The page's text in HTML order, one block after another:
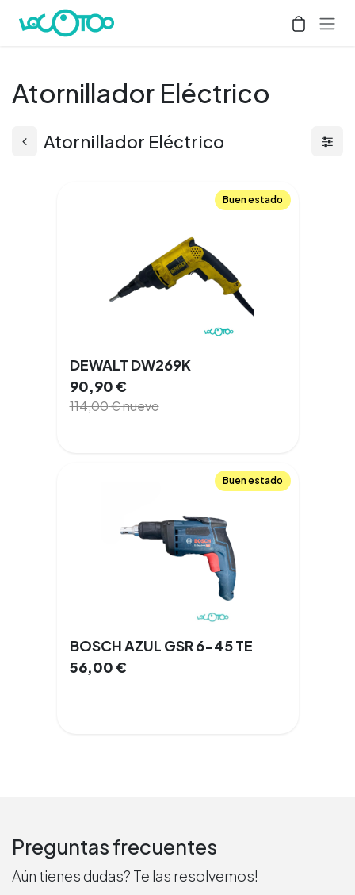
Ir al contenido
Atornillador Eléctrico
Atornillador Eléctrico
Buen estado
DEWALT DW269K
90,90€
114,00€nuevo
Buen estado
BOSCH AZUL GSR 6-45 TE
56,00€
Preguntas frecuentes
Aún tienes dudas? Te las resolvemos!